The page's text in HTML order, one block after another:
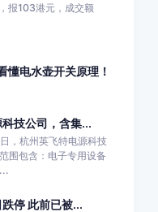
报103港元，成交额
懂电水壶开关原理！
技公司，含集...
，杭州英飞特电源科技
围包含：电子专用设备
停 此前已被...